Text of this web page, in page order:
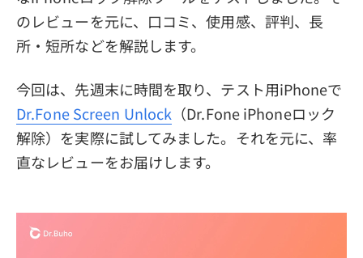
のレビューを元に、口コミ、使用感、評判、長
所・短所などを解説します。
今回は、先週末に時間を取り、テスト用iPhoneで
Dr.Fone Screen Unlock （Dr.Fone iPhoneロック
解除）を実際に試してみました。それを元に、率
直なレビューをお届けします。